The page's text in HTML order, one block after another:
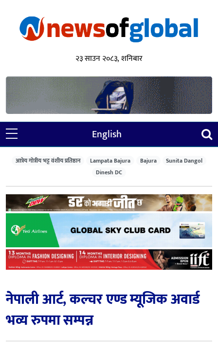
२३ साउन २०८३, शनिबार
English
आत्रेय गोत्रीय भट्ट वंशीय प्रतिष्ठान Lampata Bajura Bajura
Sunita Dangol
Dinesh DC
नेपाली आर्ट, कल्चर एण्ड म्यूजिक अवार्ड
भव्य रुपमा सम्पन्न